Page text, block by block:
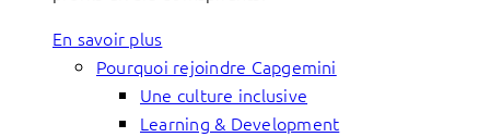
En savoir plus
Pourquoi rejoindre Capgemini
Une culture inclusive
Learning & Development